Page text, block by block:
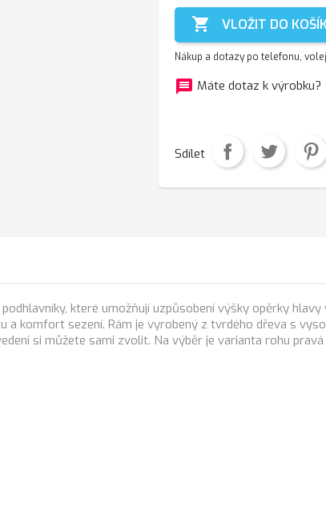
 VLOŽIT DO
Nákup a dotazy po telefonu,
message Máte dotaz k výrobku?
Sdílet
které umožňují uzpůsobení výšky opěrky
a komfort sezení. Rám je vyrobený z tvrdého dřeva s
si můžete sami zvolit. Na výběr je varianta rohu pravá